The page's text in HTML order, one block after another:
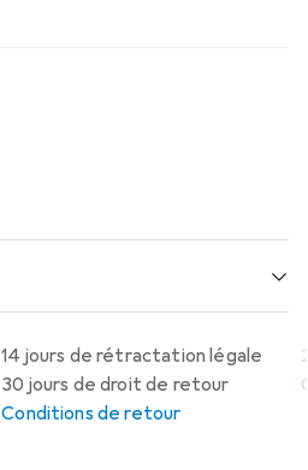
14 jours de rétractation légale
30 jours de droit de retour
Conditions de retour